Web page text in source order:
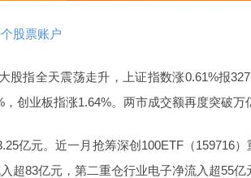
股票账户
股指全天震荡走升，上证指数涨0.61%报
，创业板指涨1.64%。两市成交额再度突破万
亿元。近一月抢筹深创100ETF（159716
超83亿元，第二重仓行业电子净流入超55亿